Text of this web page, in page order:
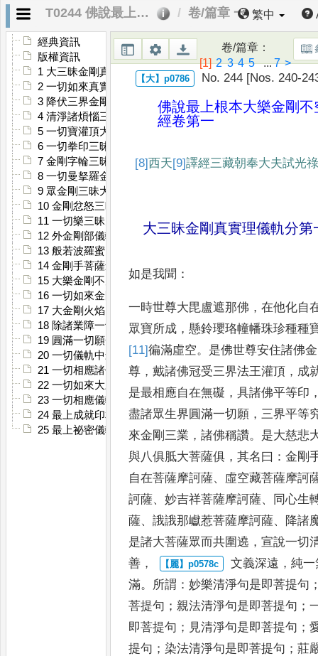
T0244 佛說最上根本大樂金剛不空三昧大教王經 卷/篇章 一 繁中
經典資訊
版權資訊
1 大三昧金剛真實理儀軌分
2 一切如來真實理金剛三昧儀軌分
3 降伏三界金剛三昧大儀軌分
4 清淨諸煩惱三昧大儀軌分
5 一切寶灌頂大三昧儀軌分
6 一切拳印三昧大儀軌分
7 金剛字輪三昧大儀軌分
8 一切曼拏羅金剛輪三昧大儀軌分
9 眾金剛三昧大儀軌分
10 金剛忿怒三昧大儀軌分
11 一切樂三昧大儀軌分
12 外金剛部儀軌分
13 般若波羅蜜多教稱讚分
14 金剛手菩薩最上祕密大曼拏羅儀軌分
15 大樂金剛不空三昧大明印相成就儀軌分
16 一切如來金剛菩提大儀軌分
17 大金剛火焰日輪儀軌分
18 除諸業障一切智金剛儀軌分
19 圓滿一切願金剛寶儀軌分
20 一切儀軌中最上成就儀軌分
21 一切相應諸佛三昧曼拏羅儀軌分
22 一切如來大三昧曼拏羅儀軌分
23 一切相應儀軌分
24 最上成就印相分
25 最上祕密儀軌分
卷/篇章：
[1] 2 3 4 5...7 >
No. 244 [Nos. 240-
佛說最上根本大樂金剛不
經卷第一
[8] 西天[9]譯經三藏朝奉大夫試光
大三昧金剛真實理儀軌分第
如是我聞 ：
一時世尊大毘盧遮那佛 ，在他化自
眾寶所成 ，懸鈴瓔珞幢幡珠珍種種
[11]徧滿虛空。 是佛世尊安住諸佛
尊 ，戴諸佛冠受三界法王灌頂 ， 成
是最相應自在無礙 ，具諸佛平等印
盡諸眾生界圓滿一切願 ， 三界平等
來金剛三業 ，諸佛稱讚。 是大慈悲
與八俱胝大菩薩俱 ，其名曰 ：金剛
自在菩薩摩訶薩、 虛空藏菩薩摩訶
訶薩、妙吉祥菩薩摩訶薩、 同心生
薩、誐誐那巘惹菩薩摩訶薩、
降諸
是諸大菩薩眾而共圍遶 ，宣說一切
善 ， 文義深遠 ，純
滿。 所謂 ：妙樂清淨句是即菩提句
菩提句 ； 親法清淨句是即菩提句 ；
即菩提句 ； 見清淨句是即菩提句 ；
提句 ；染法清淨句是即菩提句 ；莊